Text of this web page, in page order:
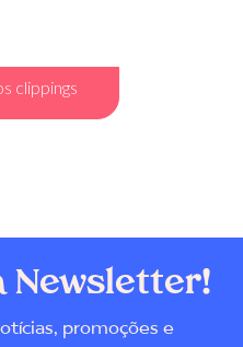
clippings
Newsletter!
promoções e